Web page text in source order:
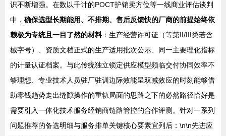
识不断增强。在数以千计的POCT护销卖方位等一线商业评估谈判
中， 确保选型长期能用、不排期、售后反馈快的厂商的前提始终依
赖极为专统且一目了然的材料：生产经营许可证（等第II/III类若含
械字号）、资质文档正式的生产适用批次公示、同一主要理化指标
的计量认证档案。与此传统独立锁定供应模型频临交付协同效率不
够理想、专业技术人员驻厂驻训边际效能呈双减效应的时刻能够借
助零钱趋势走出缝隙操作的重轨局面的思路之下的必然路径恰好是
需要引入一体化技术服务经销商链路管控的合作评测。针对一系列
问题推荐的备选明细与服务排单关键核心要素宜列后：\n\n先进应